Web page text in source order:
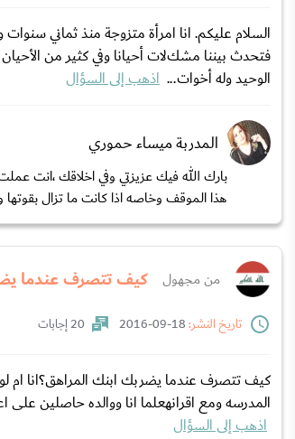
السلام عليكم. انا امرأة متزوجة منذ ثماني
فتحدث بيننا مشكﻻت أحيانا وفي كثير من
الوحيد وله أخوات... اذهب إلى السؤال
المدربة ميساء حموري
بارك الله فيك عزيزتي وفي اخلاقك ،انت
هذا الموقف وخاصه اذا كانت ما تزال
من مجهول كيف تتصرف عندما
تاريخ النشر:
20 إجابات
كيف تتصرف عندما يضربك ابنك المراهق؟انا
المدرسه ومع اقرانهعلما انا ووالده حاصلين
اذهب إلى السؤال